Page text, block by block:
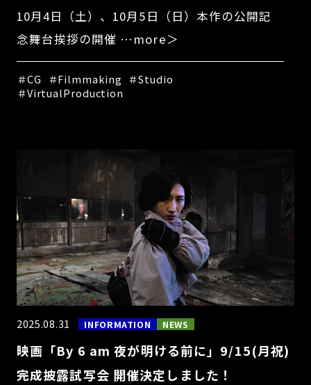
10月4日（土）、10月5日（日）本作の公開記
念舞台挨拶の開催 …more＞
＃CG ＃Filmmaking ＃Studio
＃VirtualProduction
2025.08.31 INFORMATION NEWS
映画「By 6 am 夜が明ける前に」9/15(月祝)
完成披露試写会 開催決定しました！